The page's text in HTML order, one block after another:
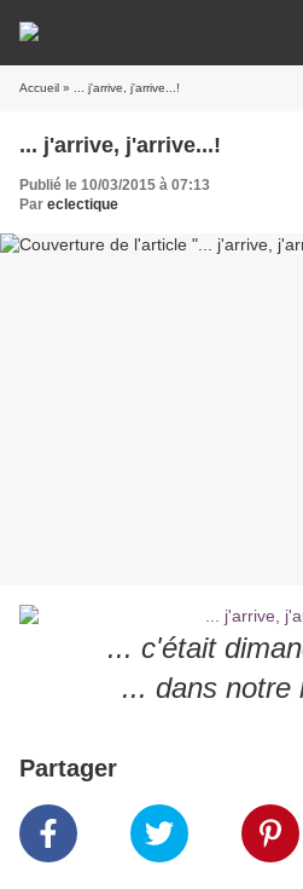
Accueil » ... j'arrive, j'arrive...!
... j'arrive, j'arrive...!
Publié le 10/03/2015 à 07:13
Par eclectique
... c'était
... dans notre
Partager